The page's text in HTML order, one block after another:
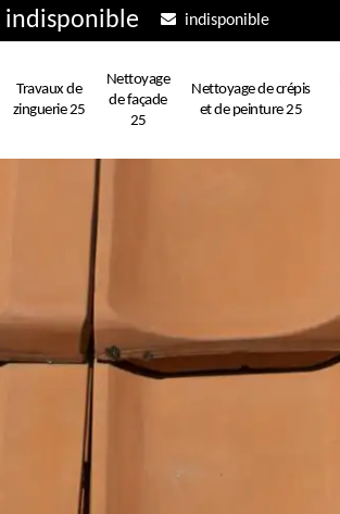
indisponible indisponible
Travaux de
zinguerie 25
Nettoyage
de façade
25
Nettoyage de crépis
et de peinture 25